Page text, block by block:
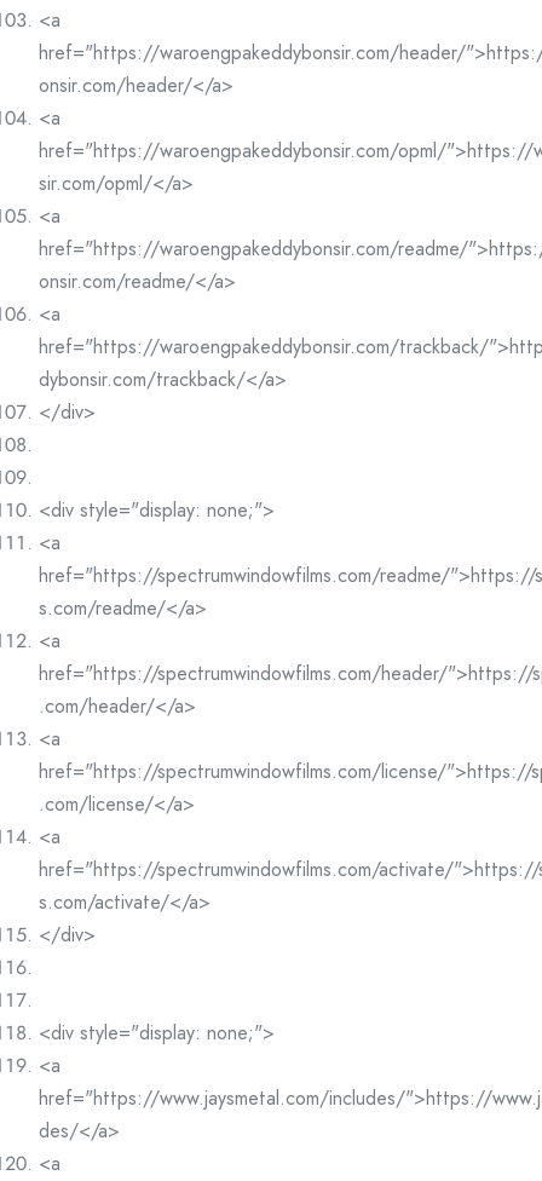
<a
href="https://waroengpakeddybonsir.com/header/
onsir.com/header/</a>
<a
href="https://waroengpakeddybonsir.com/opml/">https://
sir.com/opml/</a>
<a
href="https://waroengpakeddybonsir.com/readme/
onsir.com/readme/</a>
<a
href="https://waroengpakeddybonsir.com/trackback/
dybonsir.com/trackback/</a>
</div>
<div style="display: none;">
<a
href="https://spectrumwindowfilms.com/readme/">https://
s.com/readme/</a>
<a
href="https://spectrumwindowfilms.com/header/">https://
.com/header/</a>
<a
href="https://spectrumwindowfilms.com/license/">https://
.com/license/</a>
<a
href="https://spectrumwindowfilms.com/activate/">https://
s.com/activate/</a>
</div>
<div style="display: none;">
<a
href="https://www.jaysmetal.com/includes/">https://
des/</a>
<a